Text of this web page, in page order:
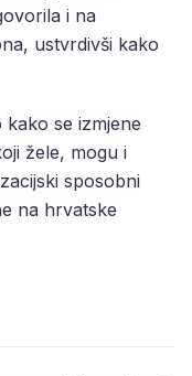
i na
ustvrdivši kako
se izmjene
žele, mogu i
sposobni
na hrvatske